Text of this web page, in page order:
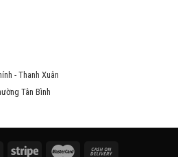
- Thanh Xuân
Tân Bình